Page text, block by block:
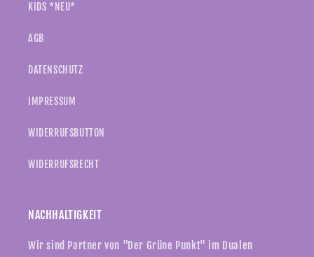
KIDS *NEU*
AGB
DATENSCHUTZ
IMPRESSUM
WIDERRUFSBUTTON
WIDERRUFSRECHT
NACHHALTIGKEIT
Wir sind Partner von "Der Grüne Punkt" im Dualen